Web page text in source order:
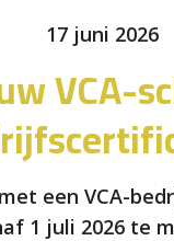
17 juni 2026
VCA-
een VCA-
1 juli 2026 te